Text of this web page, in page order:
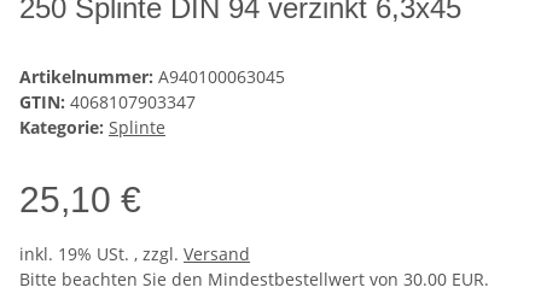
250 Splinte DIN 94 verzinkt 6,3x45
Artikelnummer: A940100063045
GTIN: 4068107903347
Kategorie: Splinte
25,10 €
inkl. 19% USt. , zzgl. Versand
Bitte beachten Sie den Mindestbestellwert von 30.00 EUR.